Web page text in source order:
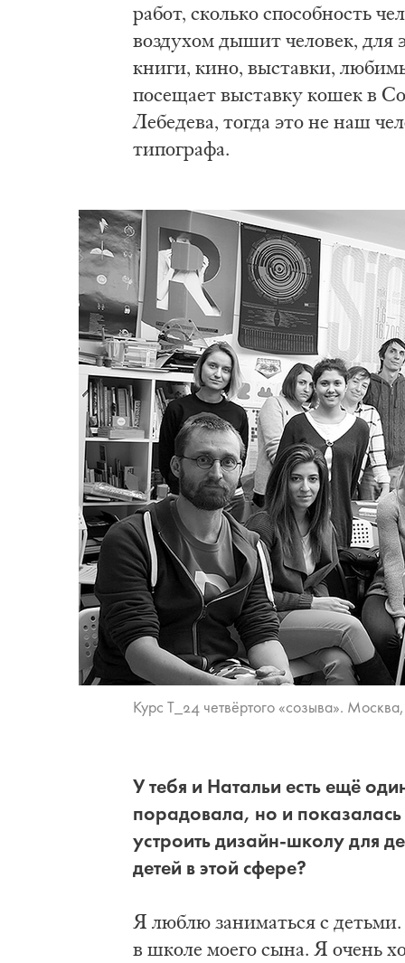
работ, сколько способность
воздухом дышит человек, для
книги, кино, выставки,
посещает выставку кошек в
Лебедева, тогда это не наш
типографа.
Курс T_24 четвёртого «созыва».
У тебя и Натальи есть ещё
порадовала, но и
устроить дизайн-школу для
детей в этой сфере?
Я люблю заниматься с
в школе моего сына. Я очень